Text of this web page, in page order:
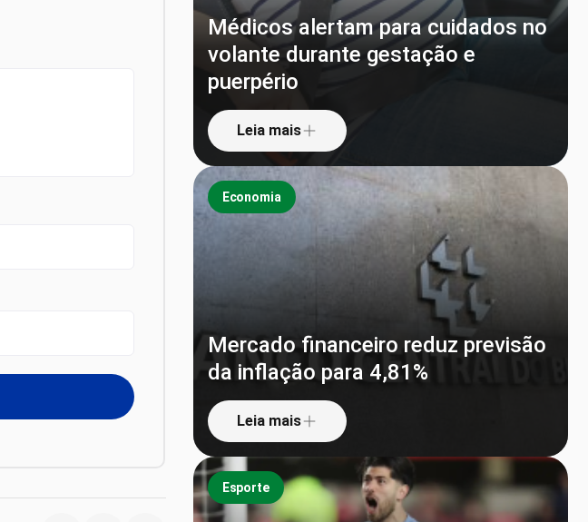
Médicos alertam para cuidados no
volante durante gestação e
puerpério
Leia mais
Economia
Mercado financeiro reduz previsão
da inflação para 4,81%
Leia mais
Esporte